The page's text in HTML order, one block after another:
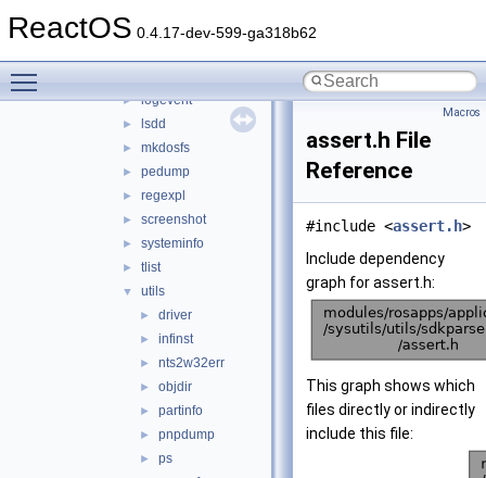
ReactOS 0.4.17-dev-599-ga318b62
► fontsub
► logevent
► lsdd
► mkdosfs
► pedump
► regexpl
► screenshot
► systeminfo
► tlist
▼ utils
► driver
► infinst
► nts2w32err
► objdir
► partinfo
► pnpdump
► ps
Macros
assert.h File
Reference
#include <assert.h>
Include dependency
graph for assert.h:
This graph shows which
files directly or indirectly
include this file: